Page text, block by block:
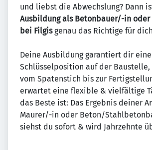
und liebst die Abwechslung? Dann
Ausbildung als Betonbauer/-in
bei Filgisgenau das Richtige für
Deine Ausbildung garantiert dir eine
Schlüsselposition auf der
vom Spatenstich bis zur
erwartet eine flexible & vielfältige
das Beste ist: Das Ergebnis deiner
Maurer/-in oder Beton/
siehst du sofort & wird Jahrzehnte